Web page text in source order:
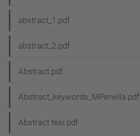
abstract_1.pdf
abstract_2.pdf
Abstract.pdf
Abstract_keywords_MPenella.pdf
Abstract tesi.pdf